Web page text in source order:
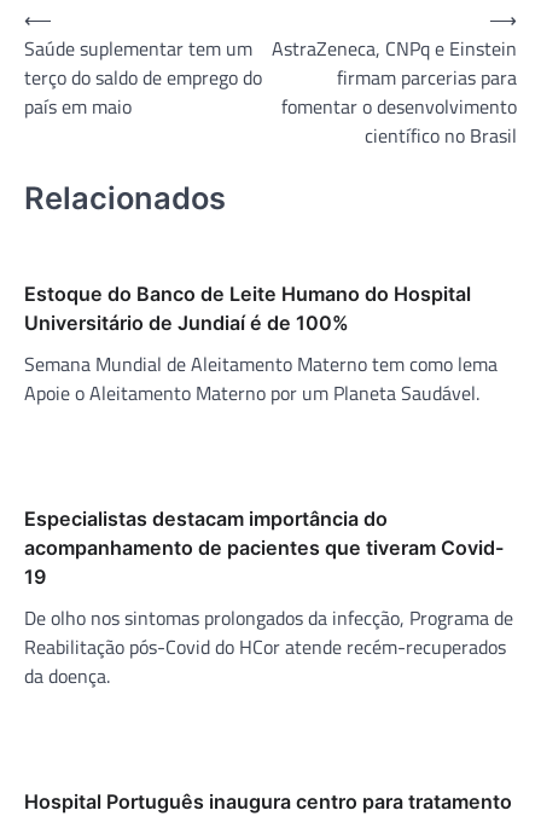
Navegação
de
Post
⟵
Saúde suplementar tem um
terço do saldo de emprego do
país em maio
AstraZeneca, CNPq e Einstein
firmam parcerias para
fomentar o desenvolvimento
científico no Brasil
⟶
Relacionados
Estoque do Banco de Leite Humano do Hospital
Universitário de Jundiaí é de 100%
Semana Mundial de Aleitamento Materno tem como lema
Apoie o Aleitamento Materno por um Planeta Saudável.
Especialistas destacam importância do
acompanhamento de pacientes que tiveram Covid-
19
De olho nos sintomas prolongados da infecção, Programa de
Reabilitação pós-Covid do HCor atende recém-recuperados
da doença.
Hospital Português inaugura centro para tratamento